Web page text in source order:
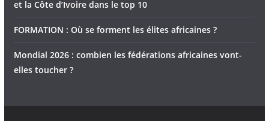
et la Côte d’Ivoire dans le top 10
FORMATION : Où se forment les élites africaines ?
Mondial 2026 : combien les fédérations africaines vont-
elles toucher ?